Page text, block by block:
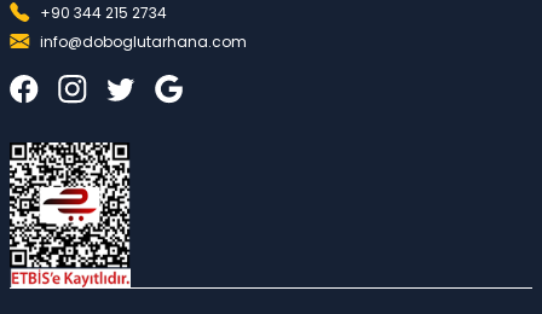
+90 344 215 2734
info@doboglutarhana.com